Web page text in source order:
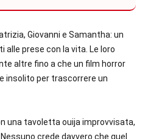
Giovanni e Samantha: un
alle prese con la vita. Le loro
altre fino a che un film horror
insolito per trascorrere un
una tavoletta ouija improvvisata,
crede davvero che quel